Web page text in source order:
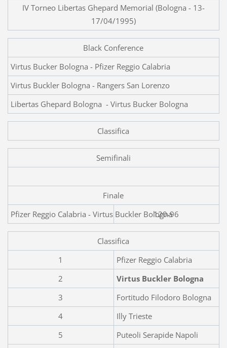
IV Torneo Libertas Ghepard Memorial (Bologna - 13-
17/04/1995)
Black Conference
Virtus Bucker Bologna - Pfizer Reggio Calabria
Virtus Buckler Bologna - Rangers San Lorenzo
Libertas Ghepard Bologna - Virtus Bucker Bologna
Classifica
Semifinali
Finale
Pfizer Reggio Calabria -
120-96
Classifica
1
Pfizer Reggio Calabria
2
Virtus Buckler Bologna
3
Fortitudo Filodoro Bologna
4
Illy Trieste
5
Puteoli Serapide Napoli